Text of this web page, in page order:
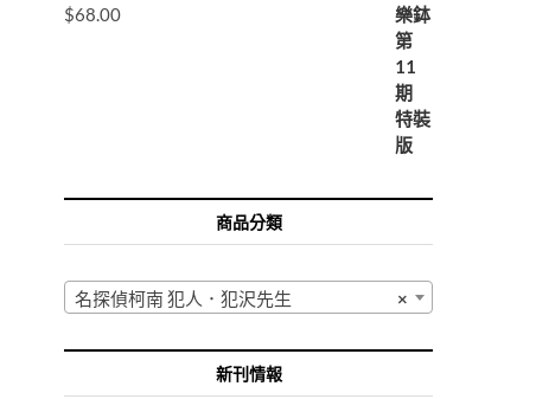
$68.00
商品分類
×
名探偵柯南 犯人．犯沢先生
新刊情報